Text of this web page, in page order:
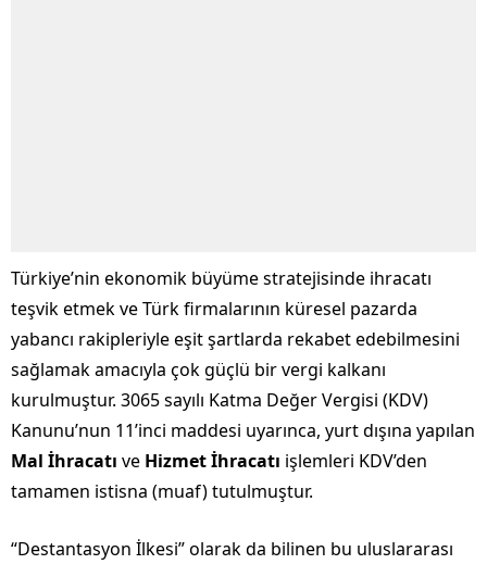
Türkiye’nin ekonomik büyüme stratejisinde ihracatı
teşvik etmek ve Türk firmalarının küresel pazarda
yabancı rakipleriyle eşit şartlarda rekabet edebilmesini
sağlamak amacıyla çok güçlü bir vergi kalkanı
kurulmuştur. 3065 sayılı Katma Değer Vergisi (KDV)
Kanunu’nun 11’inci maddesi uyarınca, yurt dışına yapılan
Mal İhracatı ve Hizmet İhracatı işlemleri KDV’den
tamamen istisna (muaf) tutulmuştur.
“Destantasyon İlkesi” olarak da bilinen bu uluslararası